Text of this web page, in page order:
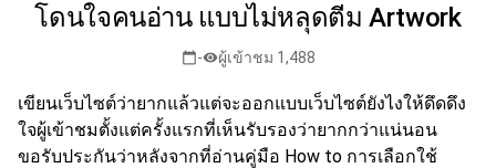
โดนใจคนอ่าน แบบไม่หลุดตีม Artwork
calendar_today-visibilityผู้เข้าชม 1,488
เขียนเว็บไซต์ว่ายากแล้วแต่จะออกแบบเว็บไซต์ยังไงให้ดึดดึง
ใจผู้เข้าชมตั้งแต่ครั้งแรกที่เห็นรับรองว่ายากกว่าแน่นอน
ขอรับประกันว่าหลังจากที่อ่านคู่มือ How to การเลือกใช้